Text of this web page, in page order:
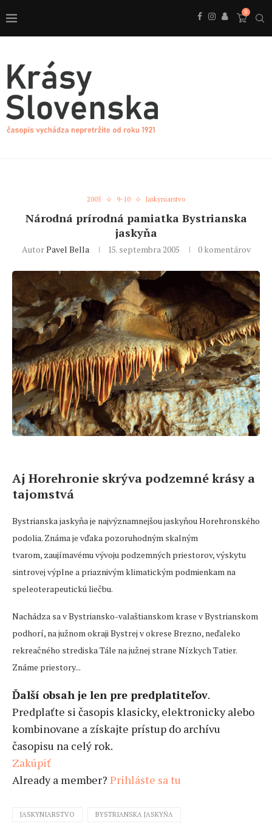
0
2005 9-10 Jaskyniarstvo
Národná prírodná pamiatka Bystrianska
jaskyňa
AutorPavel Bella 15. septembra 2005 0 komentárov
Aj Horehronie skrýva podzemné krásy a
tajomstvá
Bystrianska jaskyňa je najvýznamnejšou jaskyňou Horehronského
podolia. Známa je vďaka pozoruhodným skalným
tvarom, zaujímavému vývoju podzemných priestorov, výskytu
sintrovej výplne a priaznivým klimatickým podmienkam na
speleoterapeutickú liečbu.
Nachádza sa v Bystriansko-valaštianskom krase v Bystrianskom
podhorí, na južnom okraji Bystrej v okrese Brezno, neďaleko
rekreačného strediska Tále na južnej strane Nízkych Tatier.
Známe priestory...
Ďalší obsah je len pre predplatiteľov.
Predplaťte si časopis klasicky, elektronicky alebo
kombinovane a získajte prístup do archívu
časopisu na celý rok.
Zakúpiť
Already a member? Prihláste sa tu
JASKYNIARSTVO BYSTRIANSKA JASKYŇA